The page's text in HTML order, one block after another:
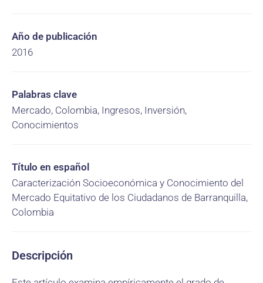
Año de publicación
2016
Palabras clave
Mercado, Colombia, Ingresos, Inversión,
Conocimientos
Título en español
Caracterización Socioeconómica y Conocimiento del
Mercado Equitativo de los Ciudadanos de Barranquilla,
Colombia
Descripción